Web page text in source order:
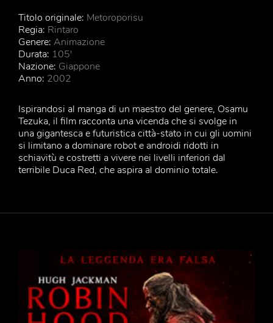
Titolo originale: Metoroporisu
Regia: Rintaro
Genere: Animazione
Durata: 105'
Nazione: Giappone
Anno: 2002
Ispirandosi al manga di un maestro del genere, Osamu
Tezuka, il film racconta una vicenda che si svolge in
una gigantesca e futuristica città-stato in cui gli uomini
si limitano a dominare robot e androidi ridotti in
schiavitù e costretti a vivere nei livelli inferiori dal
terribile Duca Red, che aspira al dominio totale.